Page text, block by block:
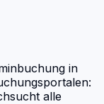
in
alle